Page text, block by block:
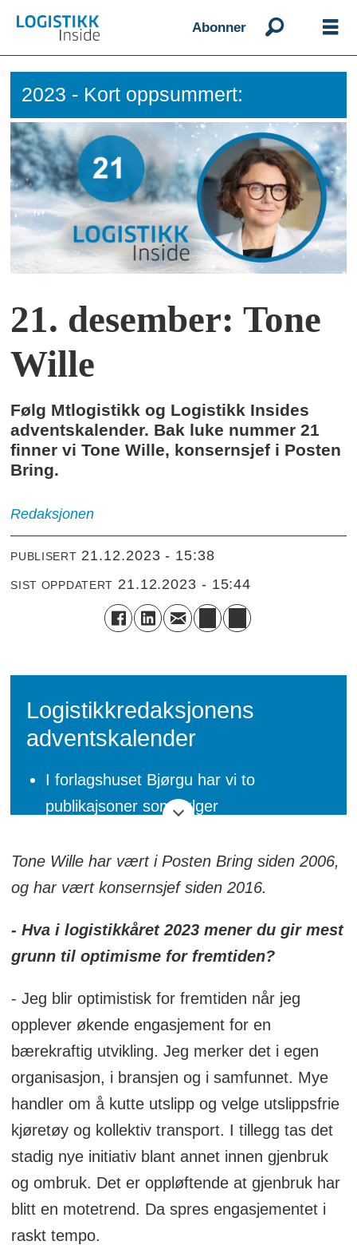
Abonner
2023 - Kort oppsummert:
21. desember: Tone
Wille
Følg Mtlogistikk og Logistikk Insides
adventskalender. Bak luke nummer 21
finner vi Tone Wille, konsernsjef i Posten
Bring.
Redaksjonen
PUBLISERT 21.12.2023 - 15:38
SIST OPPDATERT 21.12.2023 - 15:44
Logistikkredaksjonens
adventskalender
I forlagshuset Bjørgu har vi to
publikajsoner som følger
Her er Logistikk Inside og
søsterpublikasjonen Mtlogistikk.nos
redaksjonelle adventskalender. Her ber
vi et knippe bransjepersonligheter fra
refleksjoner rundt året vi snart legger
bak oss og om året vi går inn i.
Det presenteres en ny artikkel hver dag.
Tone Wille har vært i Posten Bring siden 2006,
og har vært konsernsjef siden 2016.
- Hva i logistikkåret 2023 mener du gir mest
grunn til optimisme for fremtiden?
- Jeg blir optimistisk for fremtiden når jeg
opplever økende engasjement for en
bærekraftig utvikling. Jeg merker det i egen
organisasjon, i bransjen og i samfunnet. Mye
handler om å kutte utslipp og velge utslippsfrie
kjøretøy og kollektiv transport. I tillegg tas det
stadig nye initiativ blant annet innen gjenbruk
og ombruk. Det er oppløftende at gjenbruk har
blitt en motetrend. Da spres engasjementet i
raskt tempo.